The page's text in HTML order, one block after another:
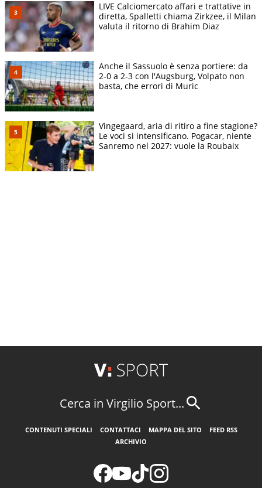
LIVE Calciomercato affari e trattative in
diretta, Spalletti chiama Zirkzee, il Milan
valuta il ritorno di Brahim Diaz
Anche il Sassuolo è senza portiere: da
2-0 a 2-3 con l'Augsburg, Volpato non
basta, che errori di Muric
Vingegaard, aria di ritiro a fine stagione?
Le voci si intensificano. Pogacar, niente
Sanremo nel 2027: vuole la Roubaix
Cerca in Virgilio Sport...
CONTENUTI SPECIALI CONTATTACI MAPPA DEL SITO
FEED RSS
ARCHIVIO